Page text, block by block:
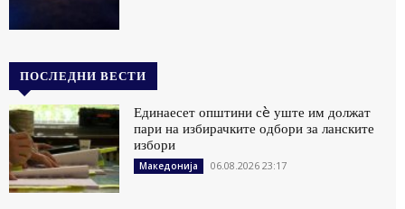
ПОСЛЕДНИ ВЕСТИ
Единаесет општини сè уште им должат
пари на избирачките одбори за ланските
избори
Македонија 06.08.2026 23:17